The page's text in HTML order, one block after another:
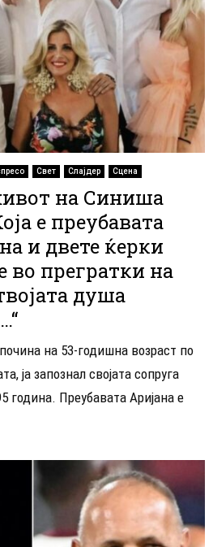
Свет Слајдер Сцена
на Синиша
е преубавата
и двете ќерки
во прегратки на
душа
на 53-годишна возраст по
ја запознал својата сопруга
година. Преубавата Аријана е